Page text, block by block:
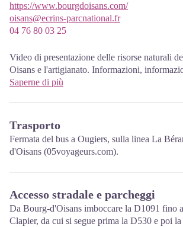
https://www.bourgdoisans.com/
oisans@ecrins-parcnational.fr
04 76 80 03 25
Video di presentazione delle risorse naturali
Oisans e l'artigianato. Informazioni,
proiezioni, angolo lettura per i bambini.
Saperne di più
Trasporto
Fermata del bus a Ougiers, sulla linea La
d'Oisans (05voyageurs.com).
Accesso stradale e parcheggi
Da Bourg-d'Oisans imboccare la D1091 fino
Clapier, da cui si segue prima la D530 e poi